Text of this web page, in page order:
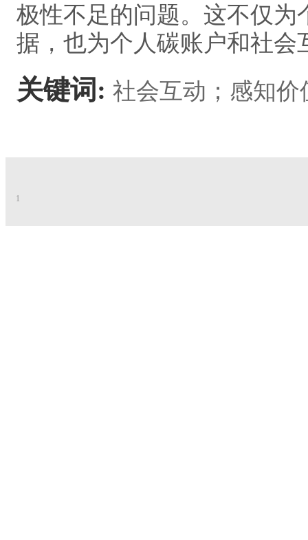
极性不足的问题。这不仅
据，也为个人碳账户和社
关键词: 社会互动；感知
1